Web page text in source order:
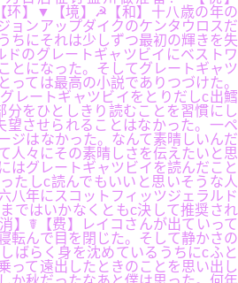
环】▼【境】☭【和】十八歳の年の
ョンアップダイクのケンタウロスだ
ちにそれは少しずつ最初の輝きを失
ドのグレートギャツビイにベストワ
とになった。そしてグレートギャツ
っては最高の小説でありつづけた。
レートギャツビイをとりだしc出鱈
分をひとしきり読むことを習慣にし
望させられることはなかった。一ペ
ジはなかった。なんて素晴しいんだ
人々にその素晴しさを伝えたいと思
はグレートギャツビイを読んだこと
たしc読んでもいいと思いそうな人
八年にスコットフィッツジェラルド
ではいかなくともc決して推奨され
】☤【费】レイコさんが出ていって
転んで目を閉じた。そして静かさの
ばらく身を沈めているうちにcふと
って遠出したときのことを思い出し